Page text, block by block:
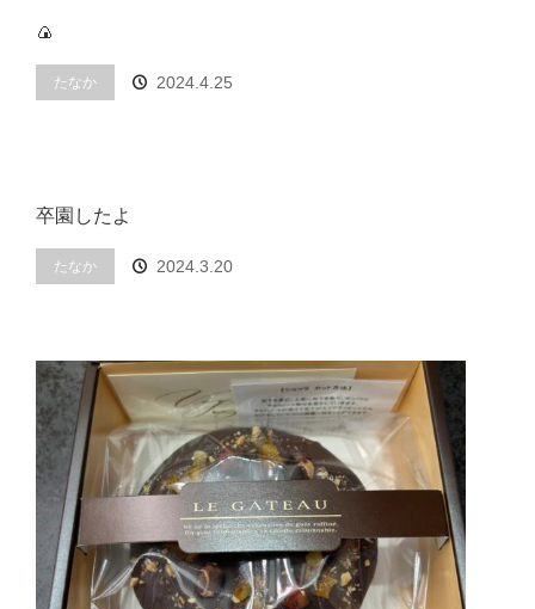
menu
Information
Blog
🍙
たなか 2024.4.25
卒園したよ
たなか 2024.3.20